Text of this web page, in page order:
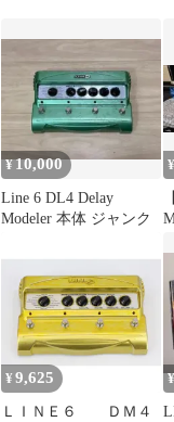
¥10,000
Line 6 DL4 Delay
Modeler 本体 ジャンク
¥
¥ 9,625
ＬＩＮＥ６ ＤＭ４
¥